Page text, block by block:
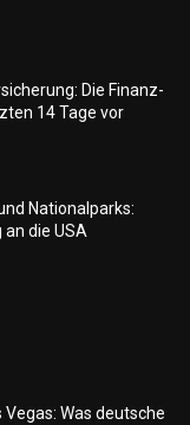
Die Finanz-
14 Tage vor
Nationalparks:
die USA
Vegas: Was deutsche